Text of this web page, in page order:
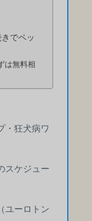
でペッ
は無料相
・狂犬病ワ
スケジュー
ユーロトン